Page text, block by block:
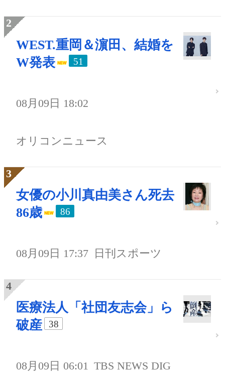
WEST.重岡＆濵田、結婚を
W発表
51
08月09日 18:02
オリコンニュース
女優の小川真由美さん死去
86歳
86
08月09日 17:37 日刊スポーツ
医療法人「社団友志会」ら
破産
38
08月09日 06:01 TBS NEWS DIG